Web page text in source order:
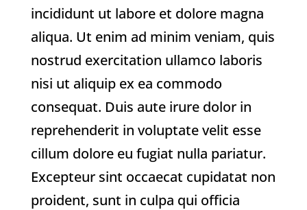
incididunt ut labore et dolore magna
aliqua. Ut enim ad minim veniam, quis
nostrud exercitation ullamco laboris
nisi ut aliquip ex ea commodo
consequat. Duis aute irure dolor in
reprehenderit in voluptate velit esse
cillum dolore eu fugiat nulla pariatur.
Excepteur sint occaecat cupidatat non
proident, sunt in culpa qui officia